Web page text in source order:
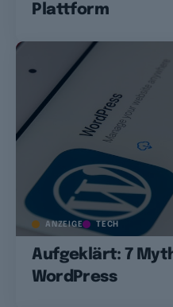
Plattform
ANZEIGE TECH
Aufgeklärt: 7
WordPress